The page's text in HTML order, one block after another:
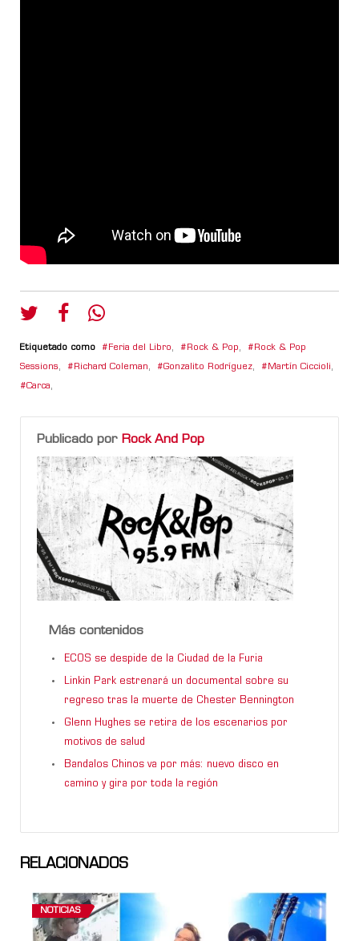
Etiquetado como Feria del Libro, Rock & Pop, Rock & Pop
Sessions, Richard Coleman, Gonzalito Rodríguez, Martín Ciccioli,
Carca,
Publicado por Rock And Pop
Más contenidos
ECOS se despide de la Ciudad de la Furia
Linkin Park estrenará un documental sobre su
regreso tras la muerte de Chester Bennington
Glenn Hughes se retira de los escenarios por
motivos de salud
Bandalos Chinos va por más: nuevo disco en
camino y gira por toda la región
RELACIONADOS
NOTICIAS